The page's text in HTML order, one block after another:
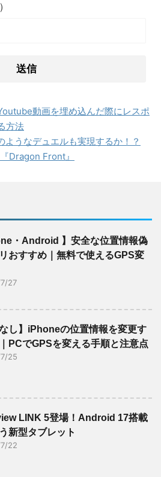
動画を埋め込んだ際にレスポ
方法
うなデュエルも実現するか！？
Dragon Front』
・Android 】安全な位置情報偽
おすすめ｜無料で使えるGPS変
27
なし】iPhoneの位置情報を変更す
PCでGPSを変える手順と注意点
25
LINK 5登場！Android 17搭載
新型タブレット
22